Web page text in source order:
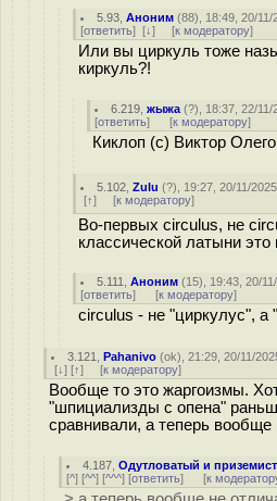
5.93 ,Аноним (88), 18:49, 20/11/
[ответить] [↓] [к модератору]
Или вы циркуль тоже
киркуль?!
6.219 ,жыжа (?), 18:37, 22/11/
[ответить] [к модератору]
Киклоп (с) Виктор
5.102 ,Zulu (?), 19:27, 20/11/
[↑] [к модератору]
Во-первых circulus, не
классической латыни это
5.111 ,Аноним (15), 19:43, 20/
[ответить] [к модератору]
circulus - не "циркулус", а
3.121 ,Pahanivo (ok), 21:29, 20/11/
[↓] [↑] [к модератору]
Вообще то это жаргоизмы.
"шпициализды с опена"
сравнивали, а теперь вообще
4.187 ,Одутловатый и
[^] [^^] [^^^] [ответить] [к